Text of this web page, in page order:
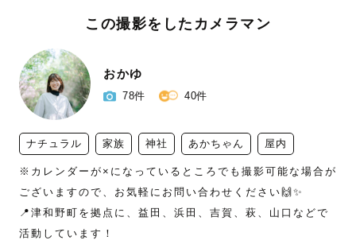
この撮影をしたカメラマン
おかゆ
78件 40件
ナチュラル 家族 神社 あかちゃん 屋内
※カレンダーが×になっているところでも撮影可能な場合が
ございますので、お気軽にお問い合わせください🙌✨
📍津和野町を拠点に、益田、浜田、吉賀、萩、山口などで
活動しています！